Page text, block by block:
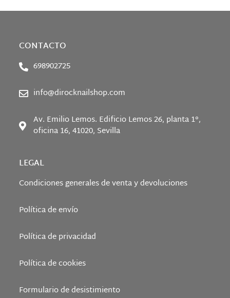
CONTACTO
698902725
info@dirocknailshop.com
Av. Emilio Lemos. Edificio Lemos 26, planta 1°,
oficina 16, 41020, Sevilla
LEGAL
Condiciones generales de venta y devoluciones
Política de envío
Política de privacidad
Política de cookies
Formulario de desistimiento